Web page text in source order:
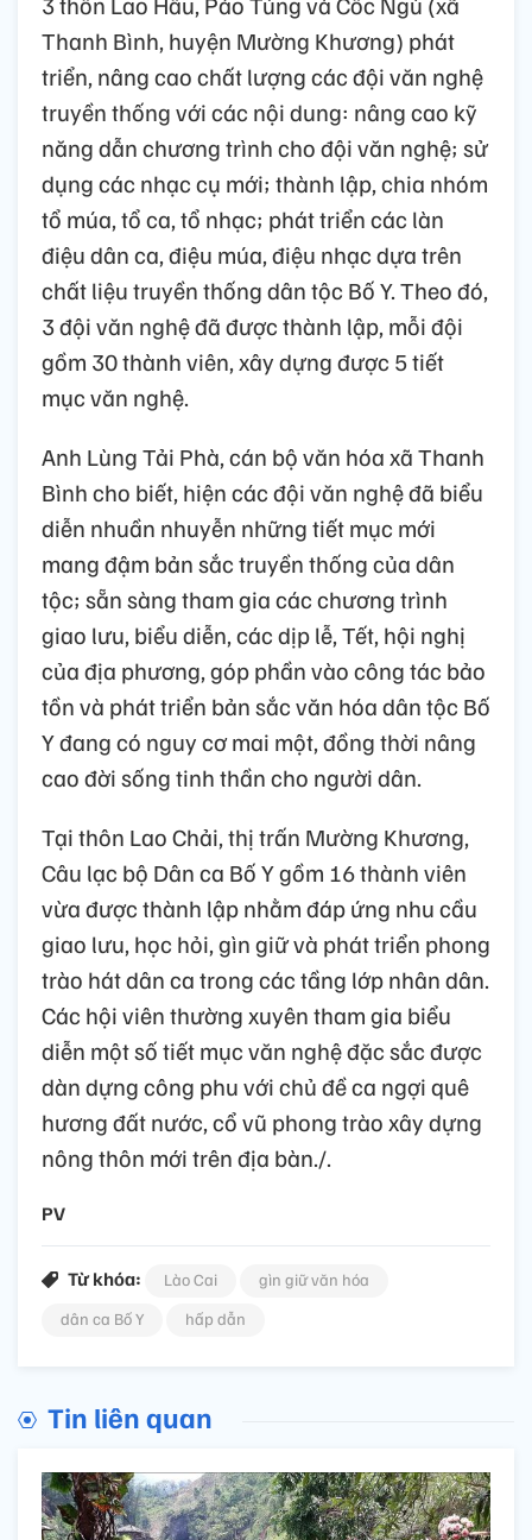
Thanh Bình, huyện Mường Khương) phát
triển, nâng cao chất lượng các đội văn nghệ
truyền thống với các nội dung: nâng cao kỹ
năng dẫn chương trình cho đội văn nghệ; sử
dụng các nhạc cụ mới; thành lập, chia nhóm
tổ múa, tổ ca, tổ nhạc; phát triển các làn
điệu dân ca, điệu múa, điệu nhạc dựa trên
chất liệu truyền thống dân tộc Bố Y. Theo đó,
3 đội văn nghệ đã được thành lập, mỗi đội
gồm 30 thành viên, xây dựng được 5 tiết
mục văn nghệ.
Anh Lùng Tải Phà, cán bộ văn hóa xã Thanh
Bình cho biết, hiện các đội văn nghệ đã biểu
diễn nhuần nhuyễn những tiết mục mới
mang đậm bản sắc truyền thống của dân
tộc; sẵn sàng tham gia các chương trình
giao lưu, biểu diễn, các dịp lễ, Tết, hội nghị
của địa phương, góp phần vào công tác bảo
tồn và phát triển bản sắc văn hóa dân tộc Bố
Y đang có nguy cơ mai một, đồng thời nâng
cao đời sống tinh thần cho người dân.
Tại thôn Lao Chải, thị trấn Mường Khương,
Câu lạc bộ Dân ca Bố Y gồm 16 thành viên
vừa được thành lập nhằm đáp ứng nhu cầu
giao lưu, học hỏi, gìn giữ và phát triển phong
trào hát dân ca trong các tầng lớp nhân dân.
Các hội viên thường xuyên tham gia biểu
diễn một số tiết mục văn nghệ đặc sắc được
dàn dựng công phu với chủ đề ca ngợi quê
hương đất nước, cổ vũ phong trào xây dựng
nông thôn mới trên địa bàn./.
PV
Từ khóa: Lào Cai
gìn giữ văn hóa
dân ca Bố Y
hấp dẫn
Tin liên quan